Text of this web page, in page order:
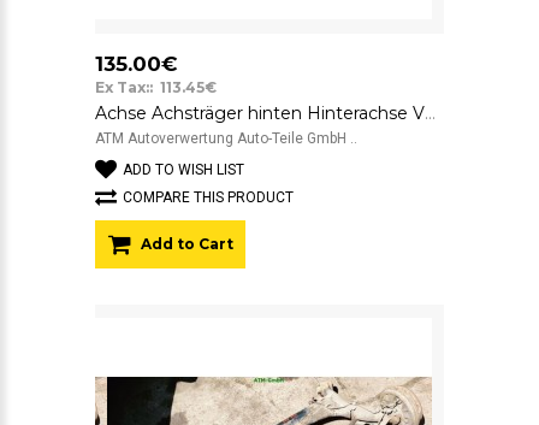
135.00€
Ex Tax:: 113.45€
Achse Achsträger hinten Hinterachse VW Fox
ATM Autoverwertung Auto-Teile GmbH ..
ADD TO WISH LIST
COMPARE THIS PRODUCT
Add to Cart